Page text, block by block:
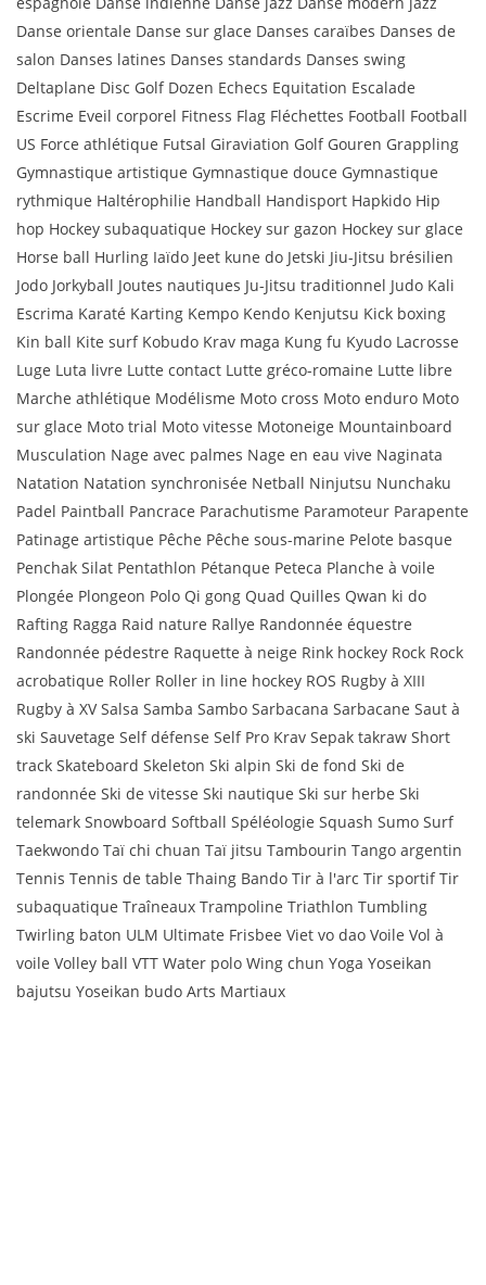
Danse orientale Danse sur glace Danses caraïbes Danses de
salon Danses latines Danses standards Danses swing
Deltaplane Disc Golf Dozen Echecs Equitation Escalade
Escrime Eveil corporel Fitness Flag Fléchettes Football Football
US Force athlétique Futsal Giraviation Golf Gouren Grappling
Gymnastique artistique Gymnastique douce Gymnastique
rythmique Haltérophilie Handball Handisport Hapkido Hip
hop Hockey subaquatique Hockey sur gazon Hockey sur glace
Horse ball Hurling Iaïdo Jeet kune do Jetski Jiu-Jitsu brésilien
Jodo Jorkyball Joutes nautiques Ju-Jitsu traditionnel Judo Kali
Escrima Karaté Karting Kempo Kendo Kenjutsu Kick boxing
Kin ball Kite surf Kobudo Krav maga Kung fu Kyudo Lacrosse
Luge Luta livre Lutte contact Lutte gréco-romaine Lutte libre
Marche athlétique Modélisme Moto cross Moto enduro Moto
sur glace Moto trial Moto vitesse Motoneige Mountainboard
Musculation Nage avec palmes Nage en eau vive Naginata
Natation Natation synchronisée Netball Ninjutsu Nunchaku
Padel Paintball Pancrace Parachutisme Paramoteur Parapente
Patinage artistique Pêche Pêche sous-marine Pelote basque
Penchak Silat Pentathlon Pétanque Peteca Planche à voile
Plongée Plongeon Polo Qi gong Quad Quilles Qwan ki do
Rafting Ragga Raid nature Rallye Randonnée équestre
Randonnée pédestre Raquette à neige Rink hockey Rock Rock
acrobatique Roller Roller in line hockey ROS Rugby à XIII
Rugby à XV Salsa Samba Sambo Sarbacana Sarbacane Saut à
ski Sauvetage Self défense Self Pro Krav Sepak takraw Short
track Skateboard Skeleton Ski alpin Ski de fond Ski de
randonnée Ski de vitesse Ski nautique Ski sur herbe Ski
telemark Snowboard Softball Spéléologie Squash Sumo Surf
Taekwondo Taï chi chuan Taï jitsu Tambourin Tango argentin
Tennis Tennis de table Thaing Bando Tir à l'arc Tir sportif Tir
subaquatique Traîneaux Trampoline Triathlon Tumbling
Twirling baton ULM Ultimate Frisbee Viet vo dao Voile Vol à
voile Volley ball VTT Water polo Wing chun Yoga Yoseikan
bajutsu Yoseikan budo Arts Martiaux